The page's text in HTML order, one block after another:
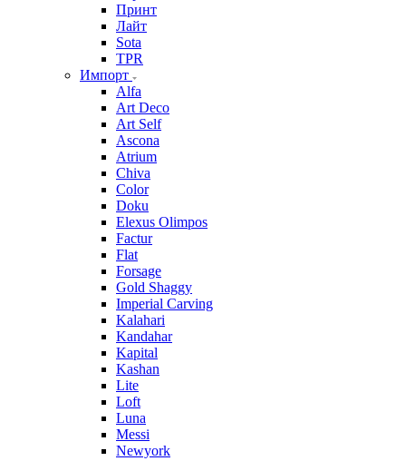
Принт
Лайт
Sota
TPR
Импорт
Alfa
Art Deco
Art Self
Ascona
Atrium
Chiva
Color
Doku
Elexus Olimpos
Factur
Flat
Forsage
Gold Shaggy
Imperial Carving
Kalahari
Kandahar
Kapital
Kashan
Lite
Loft
Luna
Messi
Newyork